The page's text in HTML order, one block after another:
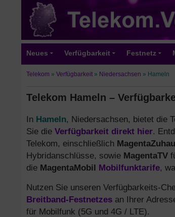
Neues Verfügbarkeit Festnetz
Telekom » Verfügbarkeit » Niedersachsen » Hameln
Telekom Hameln –
In Hameln, Niedersachsen, bietet die
Sie die Verfügbarkeit direkt hier.
Telekom, einschließlich
Hybridanschlüsse, sowie MagentaTV
die MagentaMobil Mobilfunktarife,
Nutzen Sie unseren Verfügbarkeits-
Breitband-Festnetzes an Ihrer
für Mobilfunk (5G und 4G / LTE).